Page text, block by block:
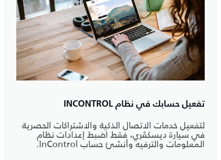
تفعيل حسابك في نظام INCONTROL
لتفعيل خدمات الاتصال الذكية والاشتراكات الحصرية
في سيارة ديسكڤري، فقط اضبط إعدادات نظام
المعلومات والترفيه وأنشئ حساب InControl.